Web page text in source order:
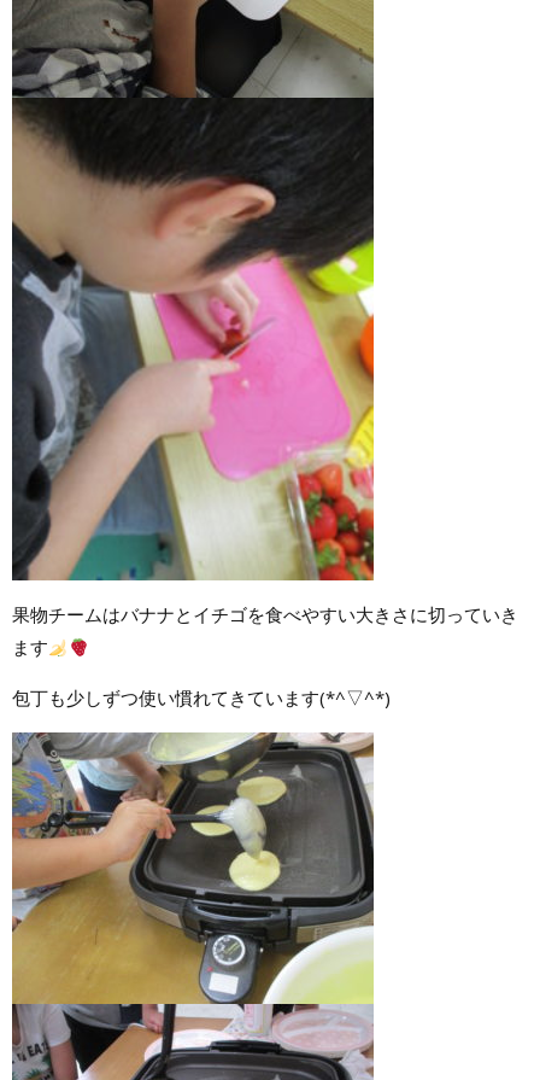
果物チームはバナナとイチゴを食べやすい大きさに切っていき
ます
包丁も少しずつ使い慣れてきています(*^▽^*)